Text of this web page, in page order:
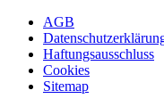
AGB
Haftungsausschluss
Cookies
Sitemap